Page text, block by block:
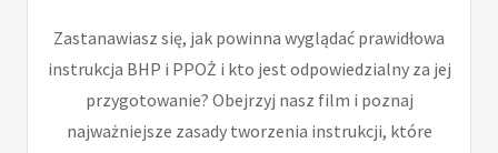
Zastanawiasz się, jak powinna wyglądać prawidłowa
instrukcja BHP i PPOŻ i kto jest odpowiedzialny za jej
przygotowanie? Obejrzyj nasz film i poznaj
najważniejsze zasady tworzenia instrukcji, które